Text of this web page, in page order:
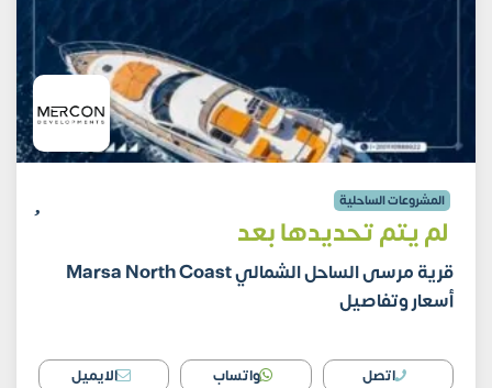
المشروعات الساحلية
لم يتم تحديدها بعد
قرية مرسى الساحل الشمالي Marsa North Coast
أسعار وتفاصيل
اتصل واتساب الايميل